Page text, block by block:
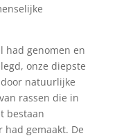
had genomen en
onze diepste
natuurlijke
rassen die in
bestaan
gemaakt. De